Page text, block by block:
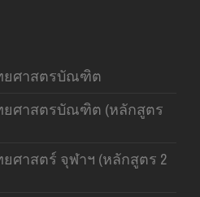
ยศาสตรบัณฑิต
ศาสตรบัณฑิต (หลักสูตร
ศาสตร์ จุฬาฯ (หลักสูตร 2